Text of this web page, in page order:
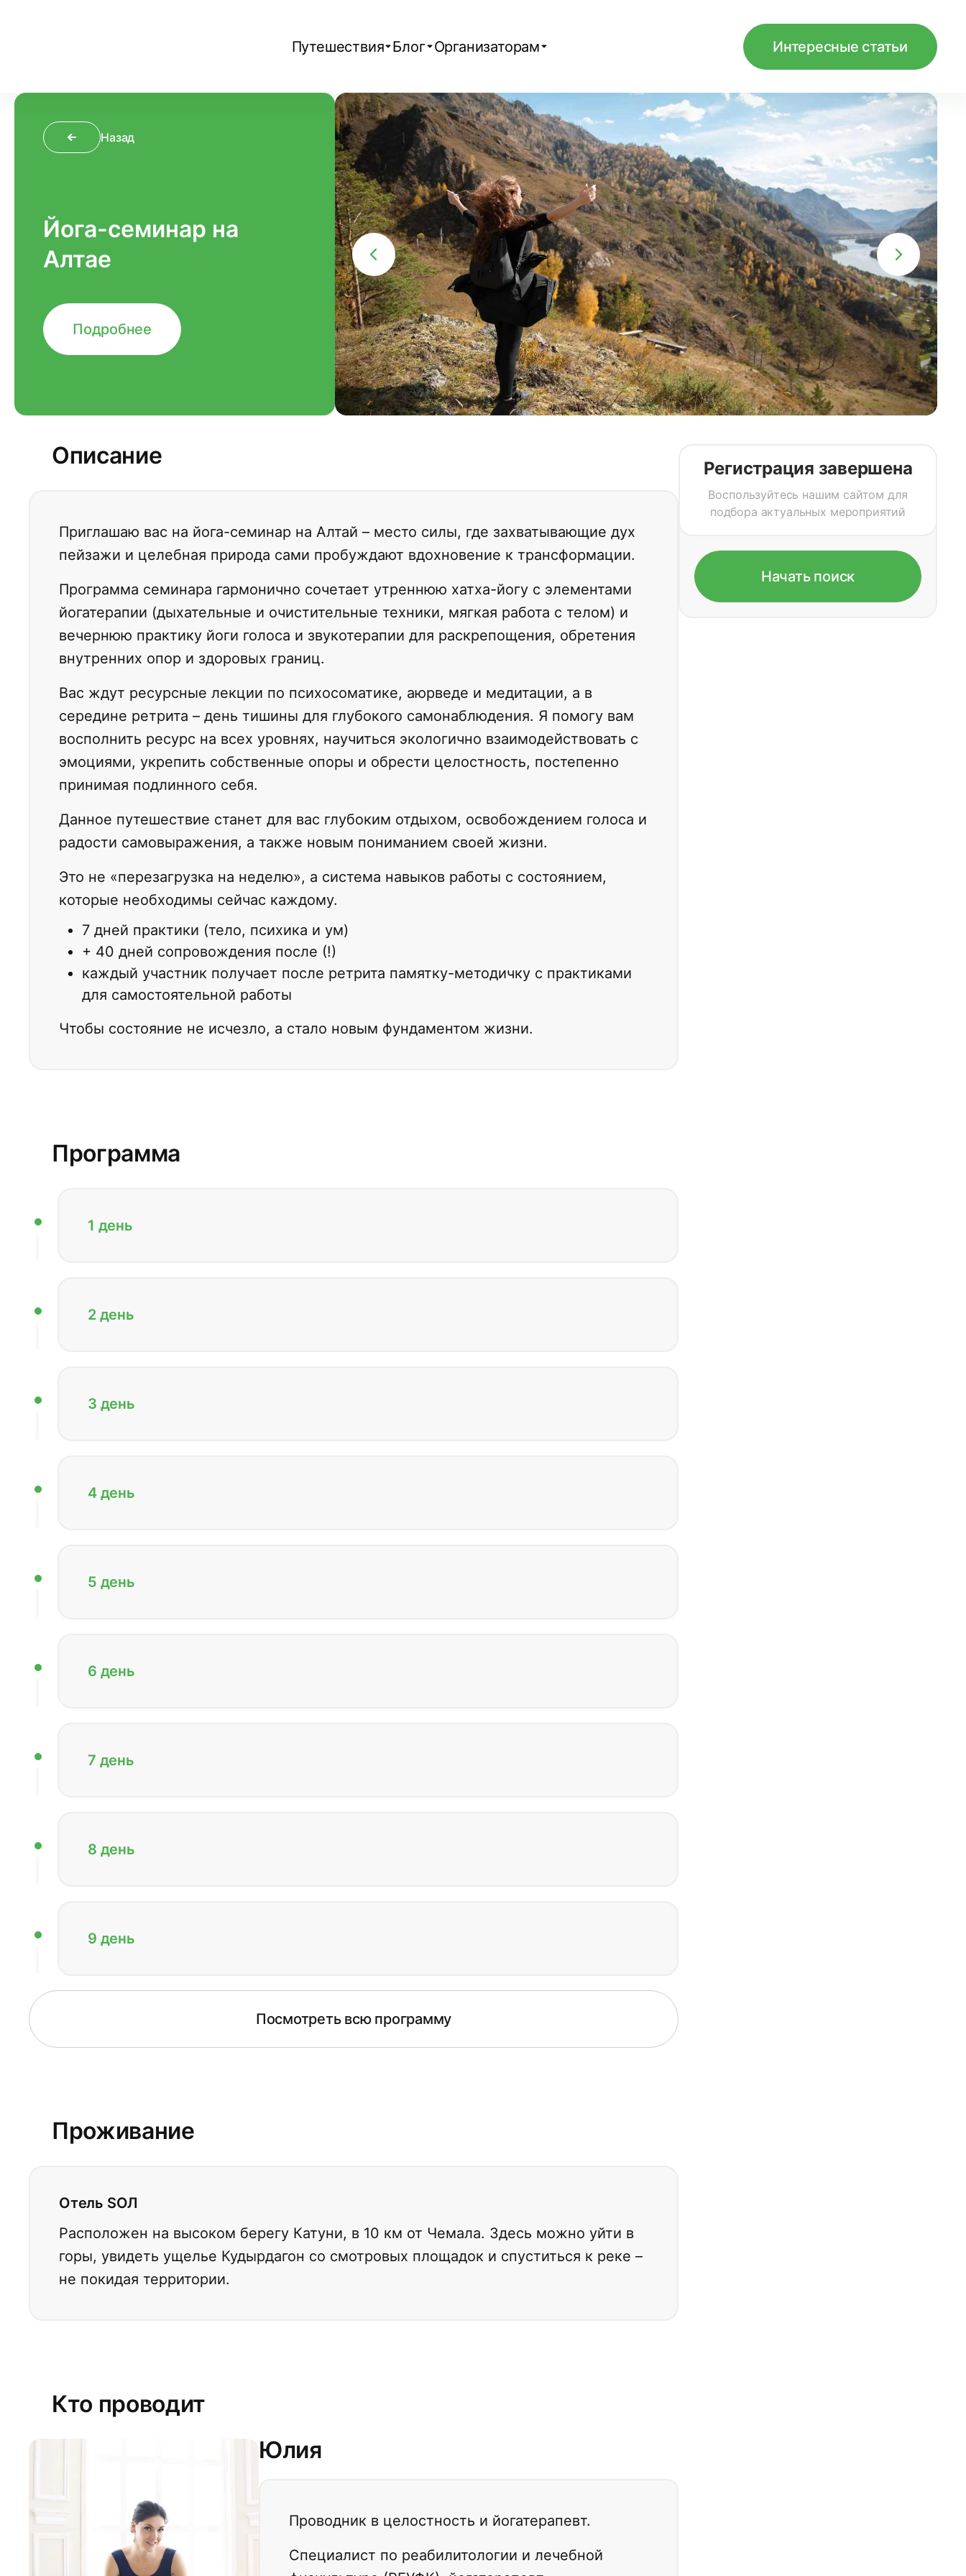
Путешествия Блог Организаторам Интересные статьи
Назад
Йога-семинар на
Алтае
Подробнее
Описание
Приглашаю вас на йога-семинар на Алтай – место силы, где захватывающие дух
пейзажи и целебная природа сами пробуждают вдохновение к трансформации.
Программа семинара гармонично сочетает утреннюю хатха-йогу с элементами
йогатерапии (дыхательные и очистительные техники, мягкая работа с телом) и
вечернюю практику йоги голоса и звукотерапии для раскрепощения, обретения
внутренних опор и здоровых границ.
Вас ждут ресурсные лекции по психосоматике, аюрведе и медитации, а в
середине ретрита – день тишины для глубокого самонаблюдения. Я помогу вам
восполнить ресурс на всех уровнях, научиться экологично взаимодействовать с
эмоциями, укрепить собственные опоры и обрести целостность, постепенно
принимая подлинного себя.
Данное путешествие станет для вас глубоким отдыхом, освобождением голоса и
радости самовыражения, а также новым пониманием своей жизни.
Это не «перезагрузка на неделю», а система навыков работы с состоянием,
которые необходимы сейчас каждому.
7 дней практики (тело, психика и ум)
+ 40 дней сопровождения после (!)
каждый участник получает после ретрита памятку-методичку с практиками
для самостоятельной работы
Чтобы состояние не исчезло, а стало новым фундаментом жизни.
Программа
1 день
2 день
3 день
4 день
5 день
6 день
7 день
8 день
9 день
Посмотреть всю программу
Проживание
Отель SOЛ
Расположен на высоком берегу Катуни, в 10 км от Чемала. Здесь можно уйти в
горы, увидеть ущелье Кудырдагон со смотровых площадок и спуститься к реке –
не покидая территории.
Кто проводит
Юлия
Проводник в целостность и йогатерапевт.
Специалист по реабилитологии и лечебной
Регистрация завершена
Воспользуйтесь нашим сайтом для
подбора актуальных мероприятий
Начать поиск